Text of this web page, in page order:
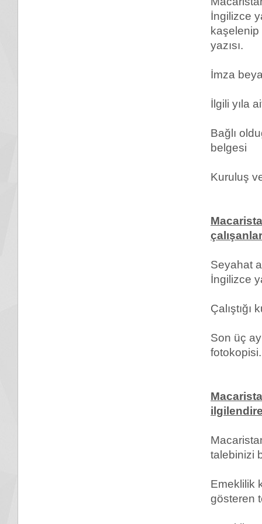
İngilizce
kaşelenip
yazısı.
İmza
İlgili yıla
Bağlı
belgesi
Kuruluş
Seyahat
İngilizce
Son üç
fotokopisi.
talebinizi
Emeklilik
gösteren